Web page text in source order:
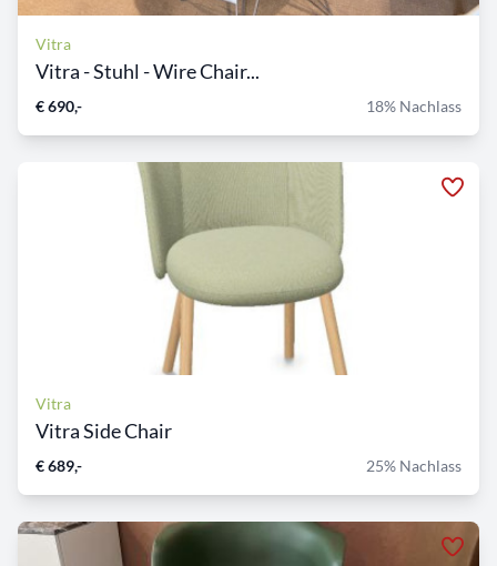
Vitra
Vitra - Stuhl - Wire Chair...
€ 690,- 18% Nachlass
Vitra
Vitra Side Chair
€ 689,- 25% Nachlass